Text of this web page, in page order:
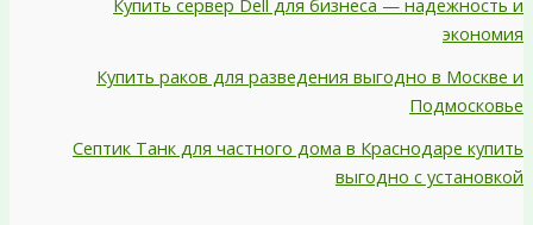
Купить сервер Dell для бизнеса — надежность и
экономия
Купить раков для разведения выгодно в Москве и
Подмосковье
Септик Танк для частного дома в Краснодаре купить
выгодно с установкой